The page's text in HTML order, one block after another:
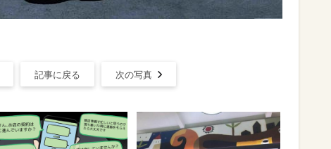
記事に戻る 次の写真